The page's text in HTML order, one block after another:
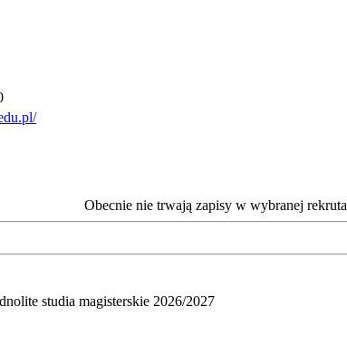
Obecnie nie trwają zapisy w wybranej
studia magisterskie 2026/2027